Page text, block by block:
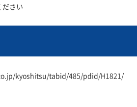
さい
kyoshitsu/tabid/485/pdid/H1821/